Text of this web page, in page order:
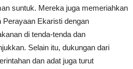
suntuk. Mereka juga memeriahkan
Ekaristi dengan
di tenda-tenda dan
Selain itu, dukungan dari
dan adat juga turut